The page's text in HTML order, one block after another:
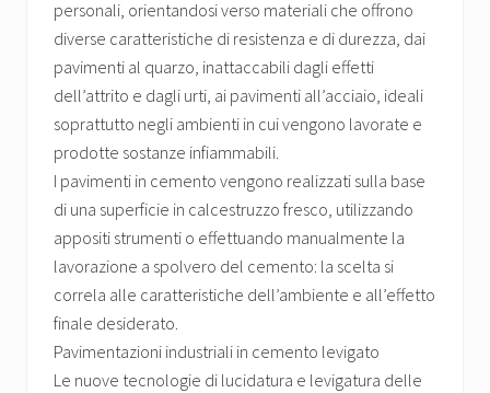
personali, orientandosi verso materiali che offrono
diverse caratteristiche di resistenza e di durezza, dai
pavimenti al quarzo, inattaccabili dagli effetti
dell’attrito e dagli urti, ai pavimenti all’acciaio, ideali
soprattutto negli ambienti in cui vengono lavorate e
prodotte sostanze infiammabili.
I pavimenti in cemento vengono realizzati sulla base
di una superficie in calcestruzzo fresco, utilizzando
appositi strumenti o effettuando manualmente la
lavorazione a spolvero del cemento: la scelta si
correla alle caratteristiche dell’ambiente e all’effetto
finale desiderato.
Pavimentazioni industriali in cemento levigato
Le nuove tecnologie di lucidatura e levigatura delle